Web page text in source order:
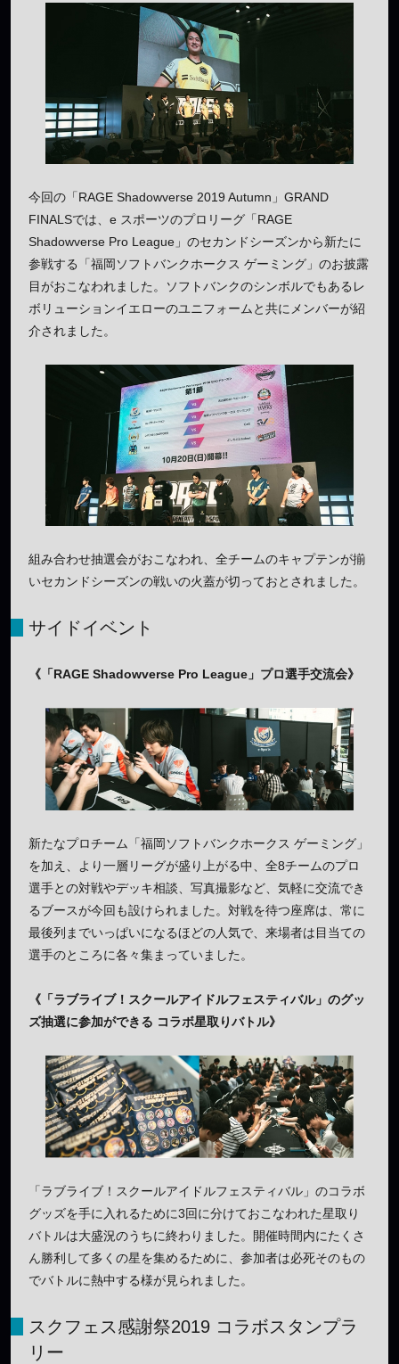
今回の「RAGE Shadowverse 2019 Autumn」GRAND
FINALSでは、e スポーツのプロリーグ「RAGE
Shadowverse Pro League」のセカンドシーズンから新たに
参戦する「福岡ソフトバンクホークス ゲーミング」のお披露
目がおこなわれました。ソフトバンクのシンボルでもあるレ
ボリューションイエローのユニフォームと共にメンバーが紹
介されました。
組み合わせ抽選会がおこなわれ、全チームのキャプテンが揃
いセカンドシーズンの戦いの火蓋が切っておとされました。
サイドイベント
《「RAGE Shadowverse Pro League」プロ選手交流会》
新たなプロチーム「福岡ソフトバンクホークス ゲーミング」
を加え、より一層リーグが盛り上がる中、全8チームのプロ
選手との対戦やデッキ相談、写真撮影など、気軽に交流でき
るブースが今回も設けられました。対戦を待つ座席は、常に
最後列までいっぱいになるほどの人気で、来場者は目当ての
選手のところに各々集まっていました。
《「ラブライブ！スクールアイドルフェスティバル」のグッ
ズ抽選に参加ができる コラボ星取りバトル》
「ラブライブ！スクールアイドルフェスティバル」のコラボ
グッズを手に入れるために3回に分けておこなわれた星取り
バトルは大盛況のうちに終わりました。開催時間内にたくさ
ん勝利して多くの星を集めるために、参加者は必死そのもの
でバトルに熱中する様が見られました。
スクフェス感謝祭2019 コラボスタンプラ
リー